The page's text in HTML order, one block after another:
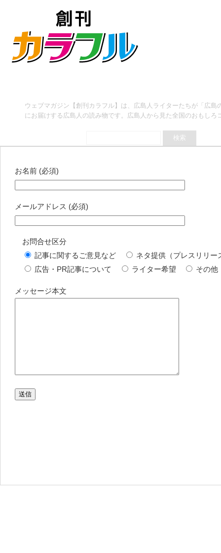
ウェブマガジン【創刊カラフル】は、広島人ライターたちが「広
にお届けする広島人の読み物です。広島人から見た全国のおもしろ
お名前 (必須)
メールアドレス (必須)
お問合せ区分
記事に関するご意見など
ネタ提供（プレスリリー
広告・PR記事について
ライター希望 その他
メッセージ本文